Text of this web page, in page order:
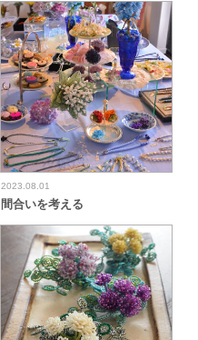
2023.08.01
間合いを考える